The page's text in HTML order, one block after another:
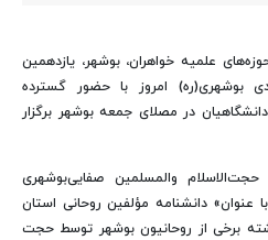
علمیه خواهران، بوشهر، یازدهمین
بوشهری(ره) امروز با حضور گسترده
در مصلای جمعه بوشهر برگزار
حجت‌الاسلام والمسلمین صفایی‌بوشهری
عنوان» دانشنامه مؤلفین روحانی استان
برخی از روحانیون بوشهر توسط حجت